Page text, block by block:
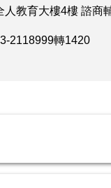
人教育大樓4樓 諮商
2118999轉1420